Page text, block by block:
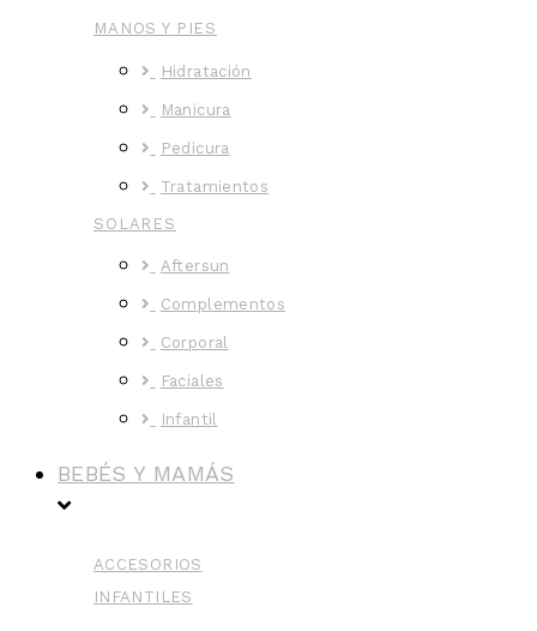
MANOS Y PIES
Hidratación
Manicura
Pedicura
Tratamientos
SOLARES
Aftersun
Complementos
Corporal
Faciales
Infantil
BEBÉS Y MAMÁS
ACCESORIOS
INFANTILES